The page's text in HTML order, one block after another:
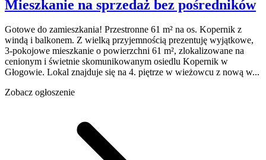
Mieszkanie na sprzedaż bez pośredników
Gotowe do zamieszkania! Przestronne 61 m² na os. Kopernik z
windą i balkonem. Z wielką przyjemnością prezentuję wyjątkowe,
3-pokojowe mieszkanie o powierzchni 61 m², zlokalizowane na
cenionym i świetnie skomunikowanym osiedlu Kopernik w
Głogowie. Lokal znajduje się na 4. piętrze w wieżowcu z nową w...
Zobacz ogłoszenie